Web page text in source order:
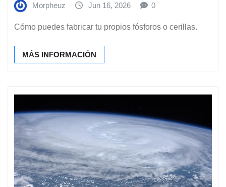
Morpheuz Jun 16, 2026 0
Cómo puedes fabricar tu propios fósforos o cerillas.
MÁS INFORMACIÓN